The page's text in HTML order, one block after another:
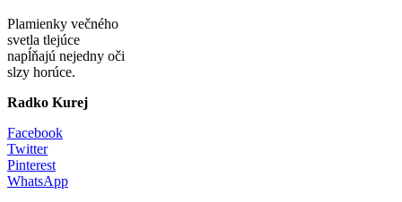
Plamienky večného
svetla tlejúce
napĺňajú nejedny oči
slzy horúce.
Radko Kurej
Facebook
Twitter
Pinterest
WhatsApp